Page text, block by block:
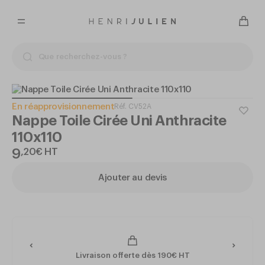
En réapprovisionnementRéf. CV52A
Nappe Toile Cirée Uni Anthracite
110x110
9,20€ HT
Ajouter au devis
Livraison offerte dès 190€ HT